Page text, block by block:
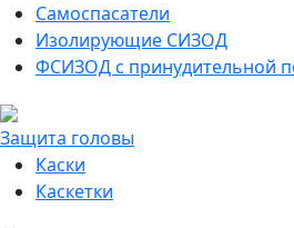
Самоспасатели
Изолирующие СИЗОД
ФСИЗОД с принудительной
Защита головы
Каски
Каскетки